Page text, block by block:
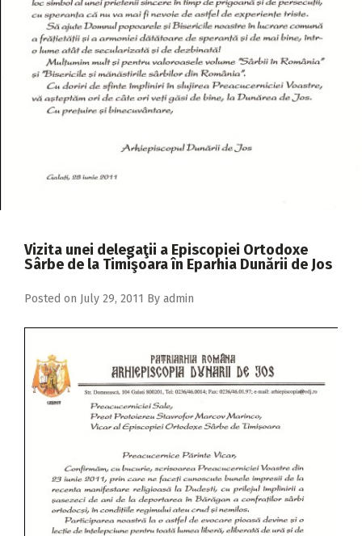
2016
2015
2014
2013
Vizita unei delegaţii a Episcopiei Ortodoxe
Sârbe de la Timişoara în Eparhia Dunării de Jos
Posted on July 29, 2011 By admin